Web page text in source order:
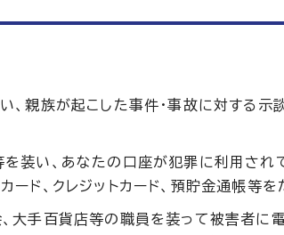
、親族が起こした事件・事故に対する
装い、あなたの口座が犯罪に利用され
ド、クレジットカード、預貯金通帳等を
大手百貨店等の職員を装って被害者に電